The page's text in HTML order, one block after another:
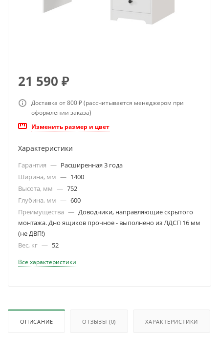
21 590 ₽
Доставка от 800 ₽ (рассчитывается менеджером при
оформлении заказа)
Изменить размер и цвет
Характеристики
Гарантия — Расширенная 3 года
Ширина, мм — 1400
Высота, мм — 752
Глубина, мм — 600
Преимущества — Доводчики, направляющие скрытого
монтажа. Дно ящиков прочное - выполнено из ЛДСП 16 мм
(не ДВП!)
Вес, кг — 52
Все характеристики
ОПИСАНИЕ ОТЗЫВЫ (0) ХАРАКТЕРИСТИКИ